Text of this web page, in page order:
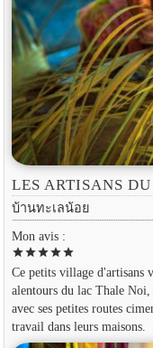
LES ARTISANS
บ้านทะเลน้อย
Mon avis :
starstarstarstarstar
Ce petits village d'artisans
alentours du lac Thale Noi,
avec ses petites routes
travail dans leurs maisons.